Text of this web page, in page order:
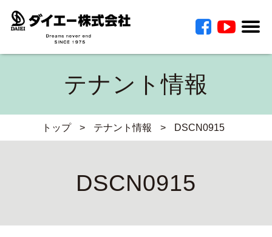
テナント情報
トップ > テナント情報 > DSCN0915
DSCN0915